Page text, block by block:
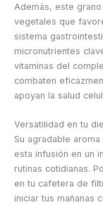
Además, este
vegetales que
sistema
micronutrientes
vitaminas del
combaten
apoyan la salud
Versatilidad en tu
Su agradable
esta infusión en un
rutinas cotidianas.
en tu cafetera de
iniciar tus mañanas